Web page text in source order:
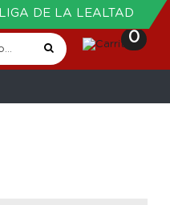
LIGA DE LA LEALTAD
0